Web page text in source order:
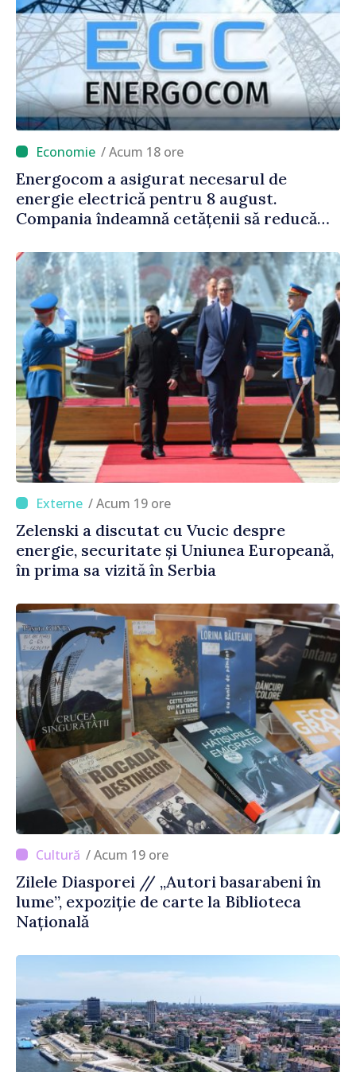
/ Acum 18 ore
Energocom a asigurat necesarul de
energie electrică pentru 8 august.
Compania îndeamnă cetățenii să reducă
/ Acum 19 ore
Zelenski a discutat cu Vucic despre
energie, securitate și Uniunea Europeană,
în prima sa vizită în Serbia
/ Acum 19 ore
Zilele Diasporei // „Autori basarabeni în
lume”, expoziție de carte la Biblioteca
Națională